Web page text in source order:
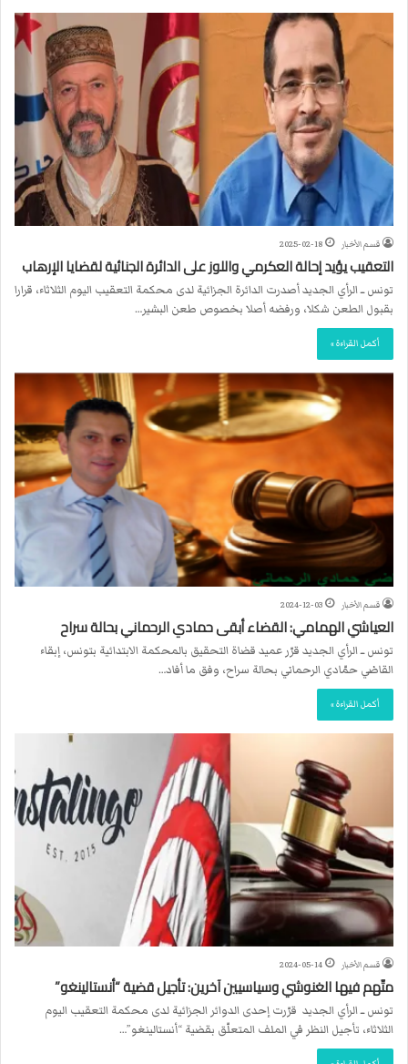
قسم الأخبار 2025-02-18
التعقيب يؤيد إحالة العكرمي واللوز على الدائرة الجنائية لقضايا الإرهاب
تونس ــ الرأي الجديد أصدرت الدائرة الجزائية لدى محكمة التعقيب اليوم الثلاثاء، قرارا
بقبول الطعن شكلا، ورفضه أصلا بخصوص طعن البشير…
أكمل القراءة »
قسم الأخبار 2024-12-03
العياشي الهمامي: القضاء أبقى حمادي الرحماني بحالة سراح
تونس ــ الرأي الجديد قرّر عميد قضاة التحقيق بالمحكمة الابتدائية بتونس، إبقاء
القاضي حمّادي الرحماني بحالة سراح، وفق ما أفاد…
أكمل القراءة »
قسم الأخبار 2024-05-14
متّهم فيها الغنوشي وسياسيين آخرين: تأجيل قضية “أنستالينغو”
تونس ــ الرأي الجديد قرّرت إحدى الدوائر الجزائية لدى محكمة التعقيب اليوم
الثلاثاء، تأجيل النظر في الملف المتعلّق بقضية “أنستالينغو”…